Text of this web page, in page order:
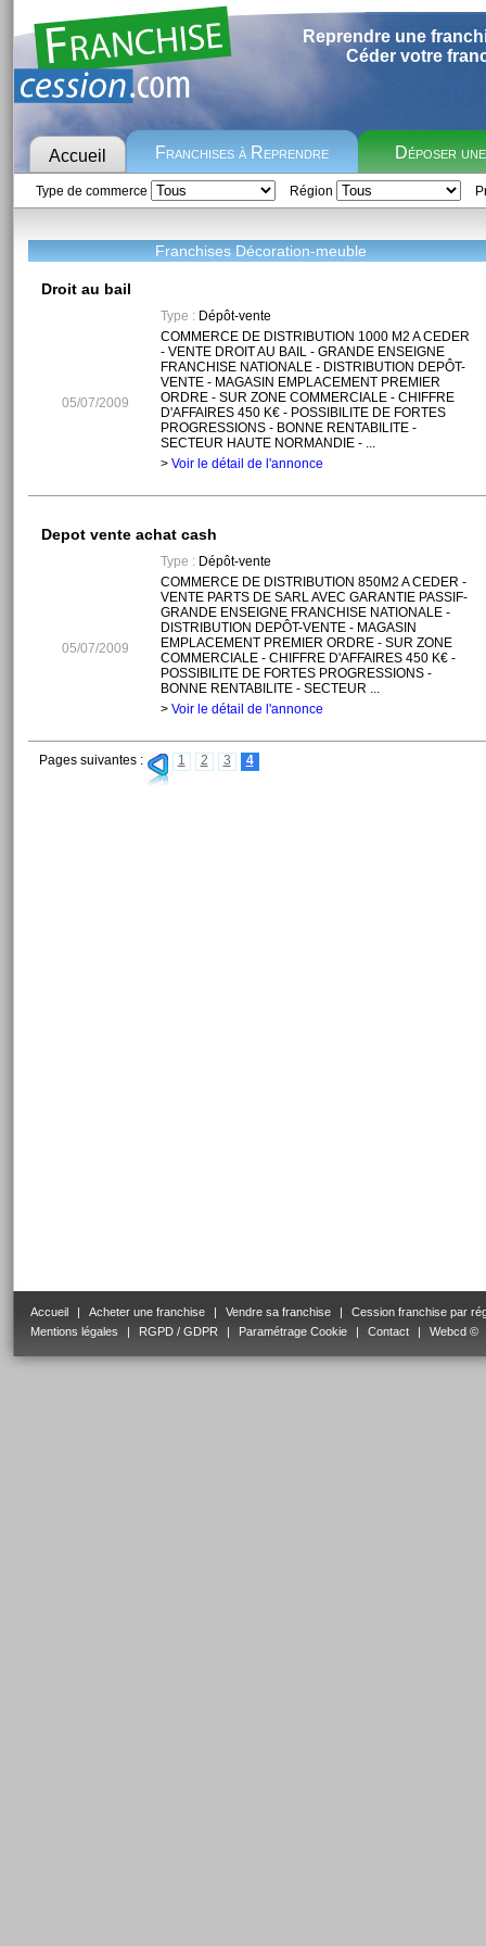
Reprendre une
Céder votre
Accueil Franchises à Reprendre Déposer
Type de commerce Région
Franchises Décoration-meuble
Droit au bail
05/07/2009
Type :Dépôt-vente
COMMERCE DE DISTRIBUTION 1000 M2 A CEDER
- VENTE DROIT AU BAIL - GRANDE ENSEIGNE
FRANCHISE NATIONALE - DISTRIBUTION DEPÔT-
VENTE - MAGASIN EMPLACEMENT PREMIER
ORDRE - SUR ZONE COMMERCIALE - CHIFFRE
D'AFFAIRES 450 K€ - POSSIBILITE DE FORTES
PROGRESSIONS - BONNE RENTABILITE -
SECTEUR HAUTE NORMANDIE - ...
> Voir le détail de l'annonce
Depot vente achat cash
05/07/2009
Type :Dépôt-vente
COMMERCE DE DISTRIBUTION 850M2 A CEDER -
VENTE PARTS DE SARL AVEC GARANTIE PASSIF-
GRANDE ENSEIGNE FRANCHISE NATIONALE -
DISTRIBUTION DEPÔT-VENTE - MAGASIN
EMPLACEMENT PREMIER ORDRE - SUR ZONE
COMMERCIALE - CHIFFRE D'AFFAIRES 450 K€ -
POSSIBILITE DE FORTES PROGRESSIONS -
BONNE RENTABILITE - SECTEUR ...
> Voir le détail de l'annonce
Pages suivantes : 1 2 3 4
Accueil | Acheter une franchise | Vendre sa franchise |
Cession franchise par
Mentions légales
| RGPD / GDPR | Paramétrage Cookie | Contact | Webcd ©